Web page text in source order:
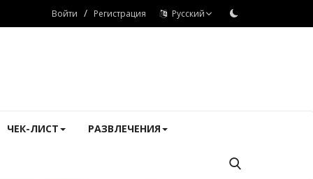
Войти / Регистрация Русский
ЧЕК-ЛИСТ РАЗВЛЕЧЕНИЯ